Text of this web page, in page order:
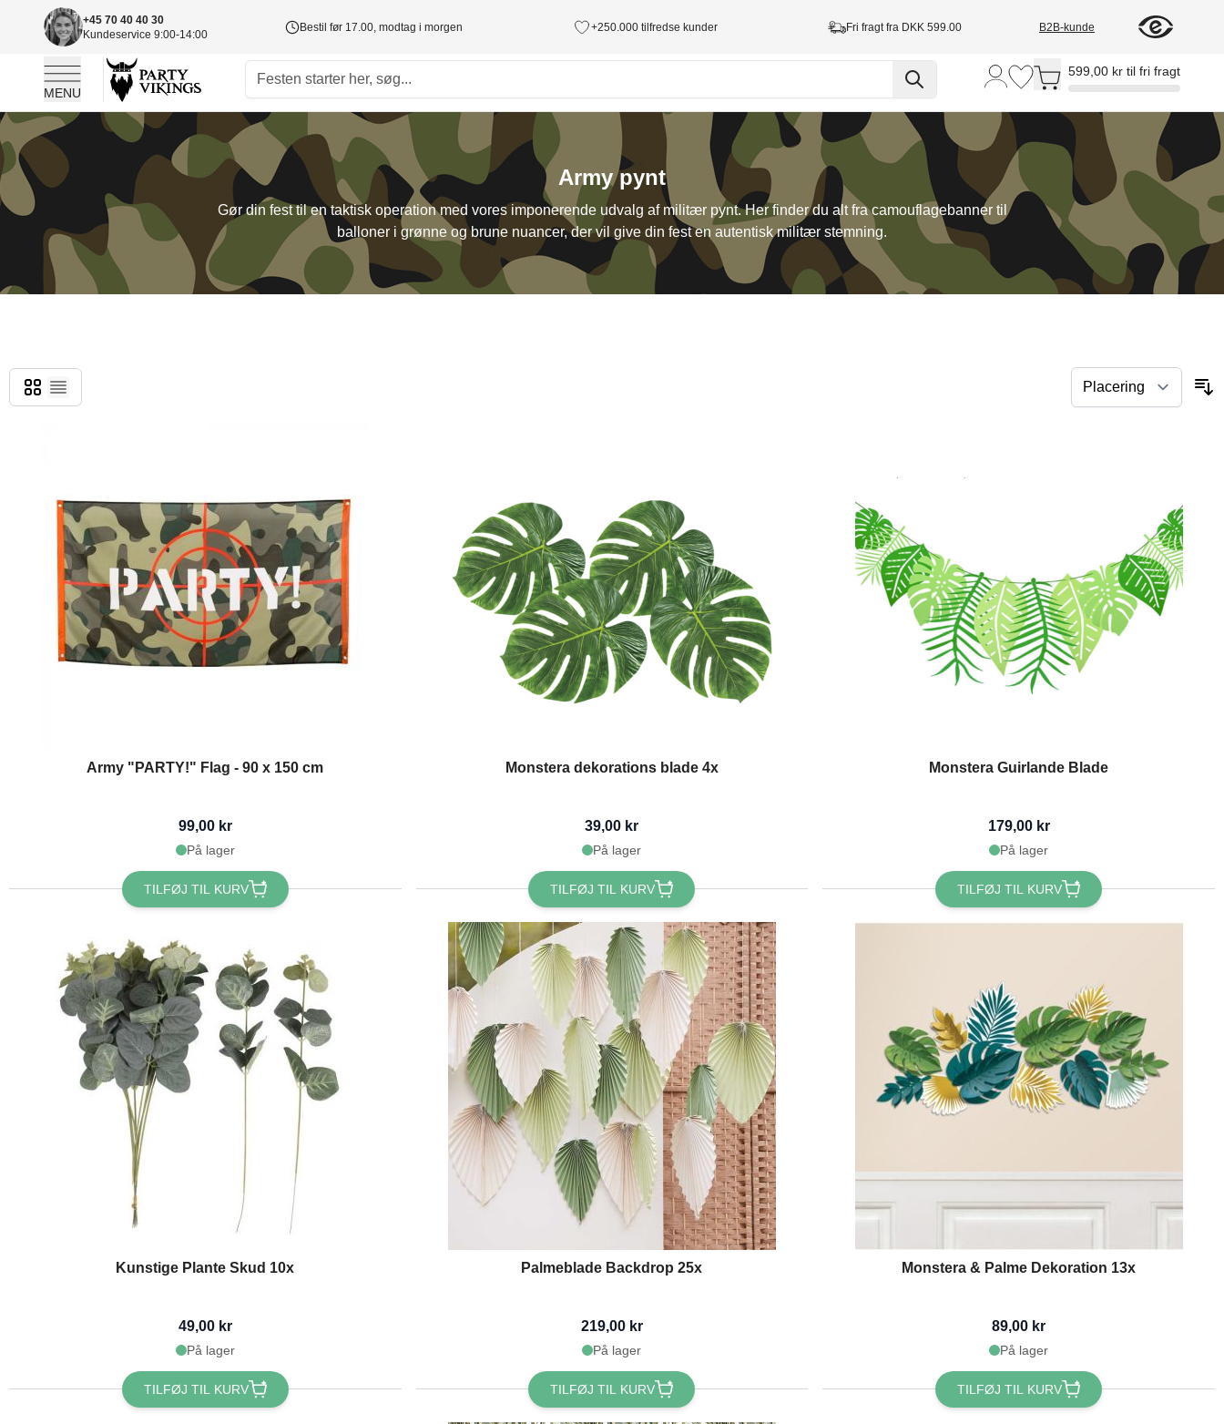
+45 70 40 40 30
Kundeservice 9:00-14:00
Bestil før 17.00, modtag i morgen +250.000 tilfredse kunder Fri fragt fra DKK 599.00 B2B-kunde
MENU
Toggle minicart, Cart is empty
599,00 kr til fri fragt
Skip to Content
Army pynt
Gør din fest til en taktisk operation med vores imponerende udvalg af militær pynt. Her finder du alt fra camouflagebanner til
balloner i grønne og brune nuancer, der vil give din fest en autentisk militær stemning.
Gitter
Liste
Army "PARTY!" Flag - 90 x 150 cm
99,00 kr
På lager
TILFØJ TIL KURV
Monstera dekorations blade 4x
39,00 kr
På lager
TILFØJ TIL KURV
Monstera Guirlande Blade
179,00 kr
På lager
TILFØJ TIL KURV
Kunstige Plante Skud 10x
49,00 kr
På lager
TILFØJ TIL KURV
Palmeblade Backdrop 25x
219,00 kr
På lager
TILFØJ TIL KURV
Monstera & Palme Dekoration 13x
89,00 kr
På lager
TILFØJ TIL KURV